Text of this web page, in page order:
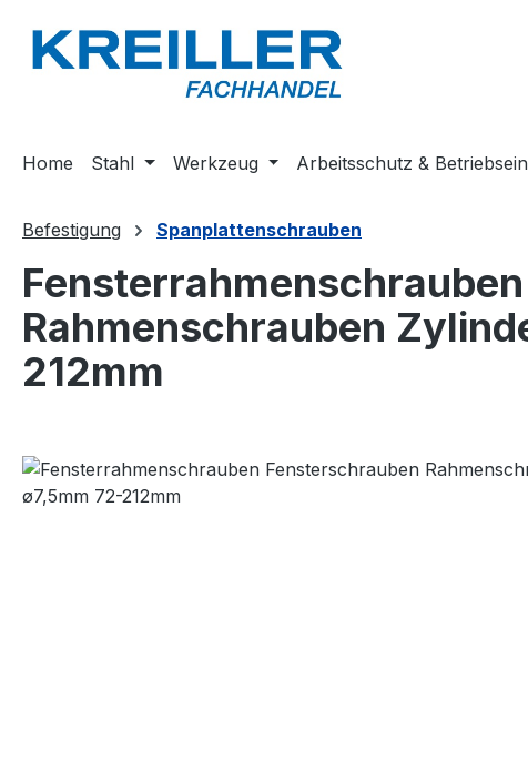
Hauptinhalt springen
Zur Suche springen
Zur Hauptnavigation springen
Home Stahl Werkzeug Arbeitsschutz &
Befestigung Spanplattenschrauben
Rahmenschrauben
212mm
Bildergalerie überspringen